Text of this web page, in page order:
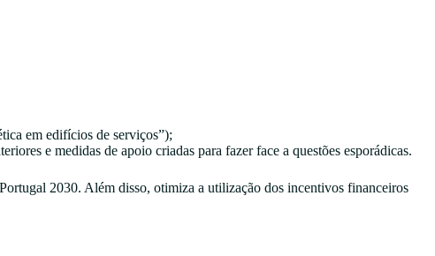
em edifícios de serviços”);
e medidas de apoio criadas para fazer face a questões esporádicas.
2030. Além disso, otimiza a utilização dos incentivos financeiros